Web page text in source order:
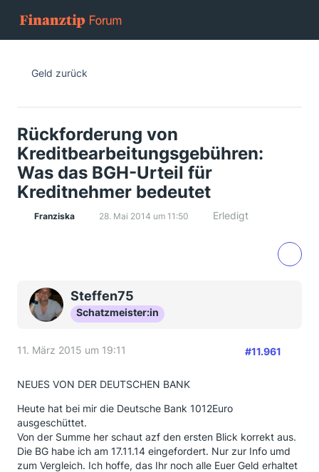
Geld zurück
Rückforderung von
Kreditbearbeitungsgebühren:
Was das BGH-Urteil für
Kreditnehmer bedeutet
Franziska 28. Mai 2014 um 11:50 Erledigt
Steffen75
Schatzmeister:in
11. März 2015 um 19:11 #11.961
NEUES VON DER DEUTSCHEN BANK
Heute hat bei mir die Deutsche Bank 1012Euro
ausgeschüttet.
Von der Summe her schaut azf den ersten Blick korrekt aus.
Die BG habe ich am 17.11.14 eingefordert. Nur zur Info umd
zum Vergleich. Ich hoffe, das Ihr noch alle Euer Geld erhaltet